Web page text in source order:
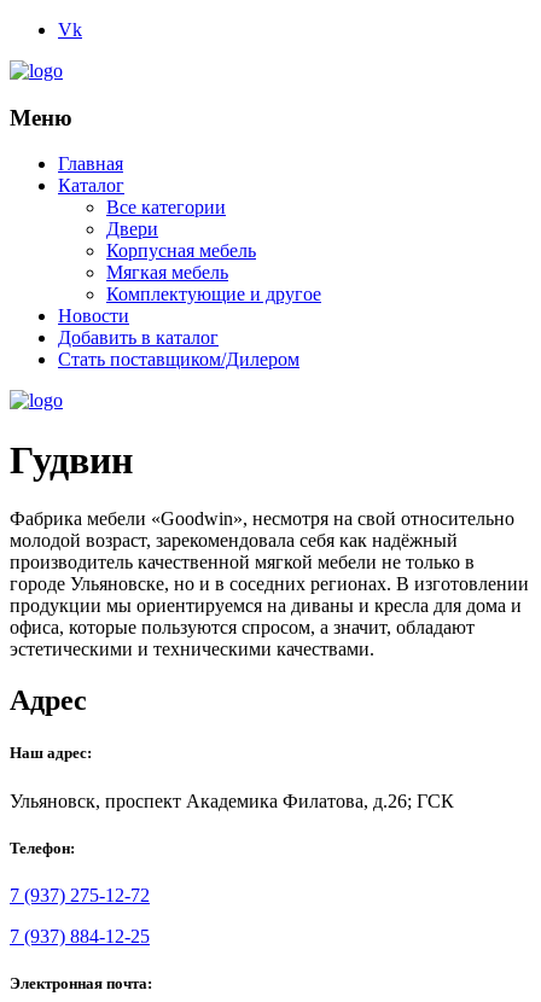
Vk
Меню
Главная
Каталог
Все категории
Двери
Корпусная мебель
Мягкая мебель
Комплектующие и другое
Новости
Добавить в каталог
Стать поставщиком/Дилером
Гудвин
Фабрика мебели «Goodwin», несмотря на свой относительно
молодой возраст, зарекомендовала себя как надёжный
производитель качественной мягкой мебели не только в
городе Ульяновске, но и в соседних регионах. В изготовлении
продукции мы ориентируемся на диваны и кресла для дома и
офиса, которые пользуются спросом, а значит, обладают
эстетическими и техническими качествами.
Адрес
Наш адрес:
Ульяновск, проспект Академика Филатова, д.26; ГСК
Телефон:
7 (937) 275-12-72
7 (937) 884-12-25
Электронная почта: